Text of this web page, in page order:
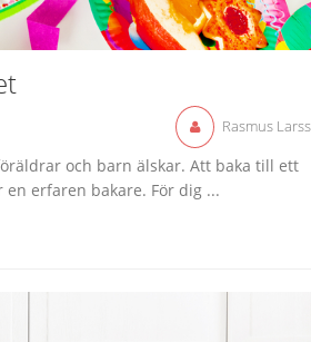
Rasmus
och barn älskar. Att baka till ett
erfaren bakare. För dig ...